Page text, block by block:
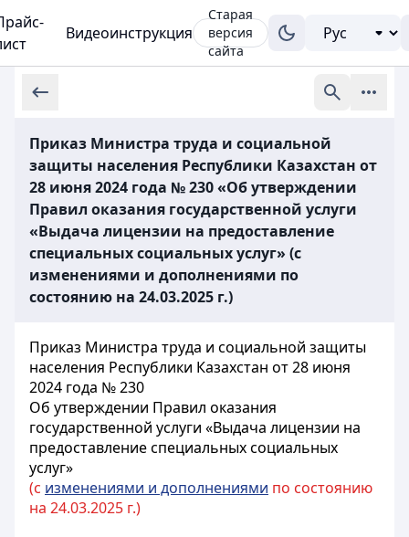
Видеоинструкция
Старая
версия
сайта
Приказ Министра труда и социальной
защиты населения Республики Казахстан от
28 июня 2024 года № 230 «Об утверждении
Правил оказания государственной услуги
«Выдача лицензии на предоставление
специальных социальных услуг» (с
изменениями и дополнениями по
состоянию на 24.03.2025 г.)
Приказ Министра труда и социальной защиты
населения Республики Казахстан от 28 июня
2024 года № 230
Об утверждении Правил оказания
государственной услуги «Выдача лицензии на
предоставление специальных социальных
услуг»
(с изменениями и дополнениями по состоянию
на 24.03.2025 г.)